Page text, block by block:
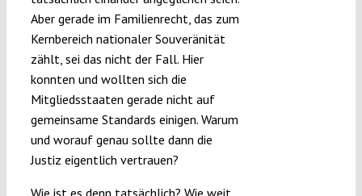
Aber gerade im Familienrecht, das zum
Kernbereich nationaler Souveränität
zählt, sei das nicht der Fall. Hier
konnten und wollten sich die
Mitgliedsstaaten gerade nicht auf
gemeinsame Standards einigen. Warum
und worauf genau sollte dann die
Justiz eigentlich vertrauen?